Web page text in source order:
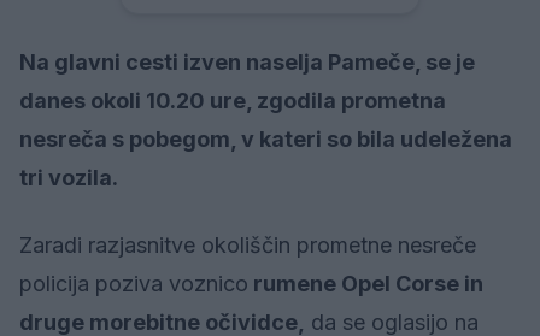
Na glavni cesti izven naselja Pameče, se je
danes okoli 10.20 ure, zgodila prometna
nesreča s pobegom, v kateri so bila udeležena
tri vozila.
Zaradi razjasnitve okoliščin prometne nesreče
policija poziva voznico rumene Opel Corse in
druge morebitne očividce, da se oglasijo na